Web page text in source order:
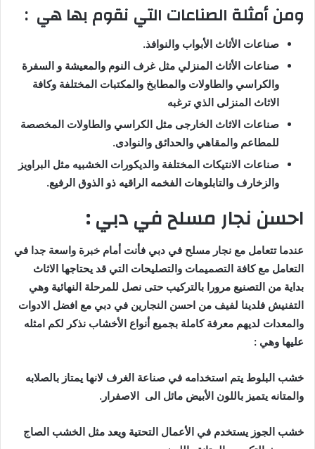
ومن أمثلة الصناعات التي نقوم بها هي :
صناعات الأثاث الأبواب والنوافذ.
صناعات الأثاث المنزلي مثل غرف النوم والمعيشة و السفرة
والكراسي والطاولات والمطابخ والمكتبات المختلفة وكافة
الاثاث المنزلى الذي ترغبه
صناعات الاثاث الخارجى مثل الكراسي والطاولات المخصصة
للمطاعم والمقاهي والحدائق والنوادى.
صناعات الانتيكات المختلفة والديكورات الخشبيه مثل البراويز
والزخارف والتابلوهات الفخمه الراقيه ذو الذوق الرفيع.
احسن نجار مسلح في دبي :
عندما تتعامل مع نجار مسلح في دبي فأنت أمام خبرة واسعة جدا في
التعامل مع كافة التصميمات والتصليحات التي قد يحتاجها الاثاث
بداية من التصنيع مرورا بالتركيب حتى نصل للمرحلة النهائية وهي
التفنيش فلدينا لفيف من احسن النجارين في دبي مع افضل الادوات
والمعدات لديهم معرفة كاملة بجميع أنواع الأخشاب نذكر لكم امثله
عليها وهي :
خشب البلوط يتم استخدامه في صناعة الغرف لانها يمتاز بالصلابه
والمتانه يتميز باللون الأبيض مائل الى الاصفرار.
خشب الجوز يستخدم في الأعمال التحتية ويعد مثل الخشب الصاج